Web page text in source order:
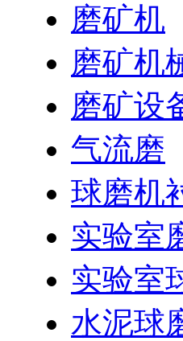
磨矿机
磨矿机
磨矿设
气流磨
球磨机
实验室
实验室
水泥球